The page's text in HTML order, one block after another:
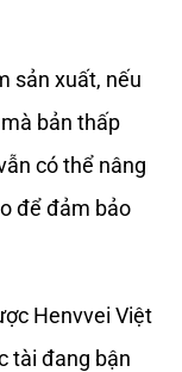
sản xuất, nếu
bản thấp
có thể nâng
để đảm bảo
Henvvei Việt
tài đang bận